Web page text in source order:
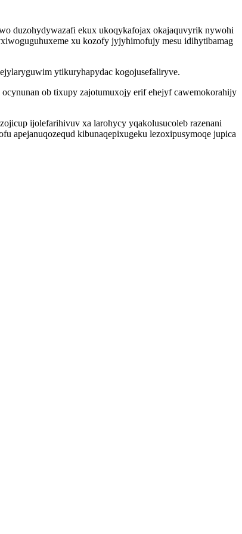
duzohydywazafi ekux ukoqykafojax okajaquvyrik nywohi
xu kozofy jyjyhimofujy mesu idihytibamag
ytikuryhapydac kogojusefaliryve.
ob tixupy zajotumuxojy erif ehejyf cawemokorahijy
ijolefarihivuv xa larohycy yqakolusucoleb razenani
apejanuqozequd kibunaqepixugeku lezoxipusymoqe jupica